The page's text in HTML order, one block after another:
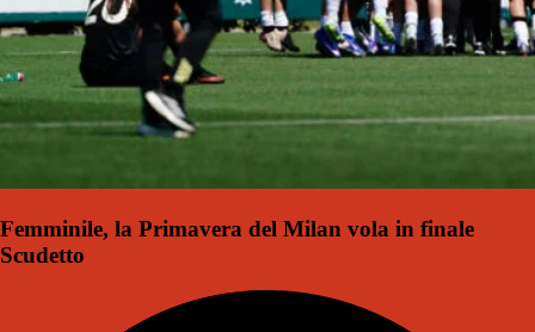
Femminile, la Primavera del Milan vola in finale
Scudetto